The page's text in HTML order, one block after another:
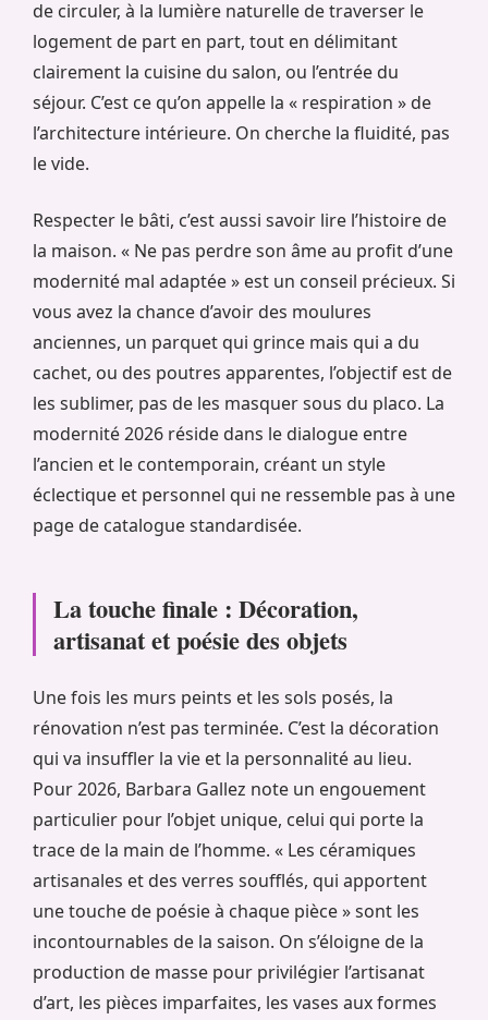
de circuler, à la lumière naturelle de traverser le
logement de part en part, tout en délimitant
clairement la cuisine du salon, ou l’entrée du
séjour. C’est ce qu’on appelle la « respiration » de
l’architecture intérieure. On cherche la fluidité, pas
le vide.
Respecter le bâti, c’est aussi savoir lire l’histoire de
la maison. « Ne pas perdre son âme au profit d’une
modernité mal adaptée » est un conseil précieux. Si
vous avez la chance d’avoir des moulures
anciennes, un parquet qui grince mais qui a du
cachet, ou des poutres apparentes, l’objectif est de
les sublimer, pas de les masquer sous du placo. La
modernité 2026 réside dans le dialogue entre
l’ancien et le contemporain, créant un style
éclectique et personnel qui ne ressemble pas à une
page de catalogue standardisée.
La touche finale : Décoration,
artisanat et poésie des objets
Une fois les murs peints et les sols posés, la
rénovation n’est pas terminée. C’est la décoration
qui va insuffler la vie et la personnalité au lieu.
Pour 2026, Barbara Gallez note un engouement
particulier pour l’objet unique, celui qui porte la
trace de la main de l’homme. « Les céramiques
artisanales et des verres soufflés, qui apportent
une touche de poésie à chaque pièce » sont les
incontournables de la saison. On s’éloigne de la
production de masse pour privilégier l’artisanat
d’art, les pièces imparfaites, les vases aux formes